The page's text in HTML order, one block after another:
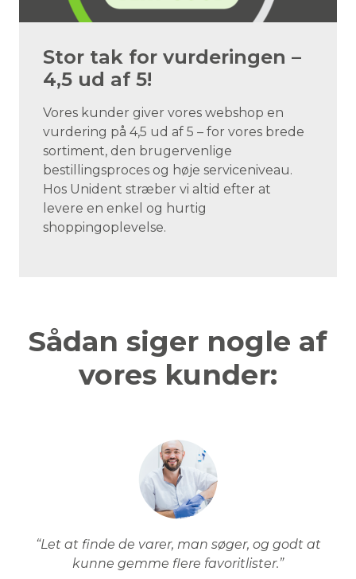
Stor tak for vurderingen –
4,5 ud af 5!
Vores kunder giver vores webshop en
vurdering på 4,5 ud af 5 – for vores brede
sortiment, den brugervenlige
bestillingsproces og høje serviceniveau.
Hos Unident stræber vi altid efter at
levere en enkel og hurtig
shoppingoplevelse.
Sådan siger nogle af
vores kunder:
“Let at finde de varer, man søger, og godt at
kunne gemme flere favoritlister.”